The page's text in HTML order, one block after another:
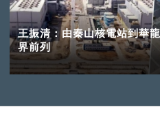
王振清：由秦山核電站到華
界前列